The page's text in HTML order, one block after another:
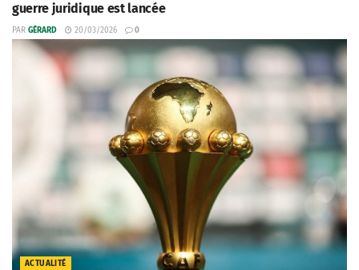
guerre juridique est lancée
PAR GÉRARD 20/03/2026 0
ACTUALITÉ